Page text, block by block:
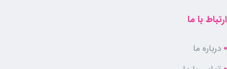
هستند، گزینه ای ایده آل محسوب می شود. بادی اسپلش ویکتور ژک ساف
حضورش را در هر جمعی ماندگار می کند.
ارتباط با ما
درباره ما